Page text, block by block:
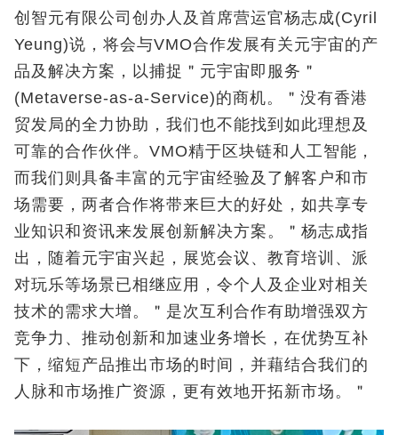
创智元有限公司创办人及首席营运官杨志成(Cyril
Yeung)说，将会与VMO合作发展有关元宇宙的产
品及解决方案，以捕捉＂元宇宙即服务＂
(Metaverse-as-a-Service)的商机。＂没有香港
贸发局的全力协助，我们也不能找到如此理想及
可靠的合作伙伴。VMO精于区块链和人工智能，
而我们则具备丰富的元宇宙经验及了解客户和市
场需要，两者合作将带来巨大的好处，如共享专
业知识和资讯来发展创新解决方案。＂杨志成指
出，随着元宇宙兴起，展览会议、教育培训、派
对玩乐等场景已相继应用，令个人及企业对相关
技术的需求大增。＂是次互利合作有助增强双方
竞争力、推动创新和加速业务增长，在优势互补
下，缩短产品推出市场的时间，并藉结合我们的
人脉和市场推广资源，更有效地开拓新市场。＂